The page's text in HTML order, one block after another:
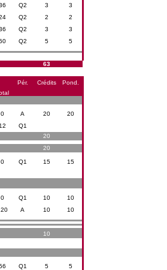
Q2 3 3
Q2 2 2
Q2 3 3
Q2 5 5
63
Pér. Crédits
Pond.
0 A 20 20
12 Q1
20
20
0 Q1 15
15
0 Q1 10 10
A 10 10
10
Q1 5 5